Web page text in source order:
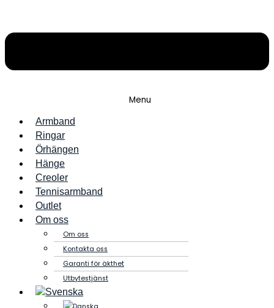
Menu
Armband
Ringar
Örhängen
Hänge
Creoler
Tennisarmband
Outlet
Om oss
Om oss
Kontakta oss
Garanti för äkthet
Utbytestjänst